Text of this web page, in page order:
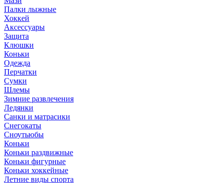
Палки лыжные
Хоккей
Аксессуары
Защита
Клюшки
Коньки
Одежда
Перчатки
Сумки
Шлемы
Зимние развлечения
Ледянки
Санки и матрасики
Снегокаты
Сноутьюбы
Коньки
Коньки раздвижные
Коньки фигурные
Коньки хоккейные
Летние виды спорта